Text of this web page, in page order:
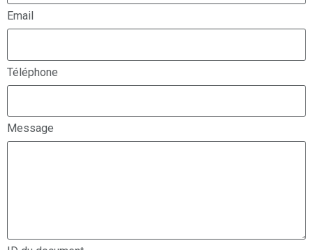
Email
Téléphone
Message